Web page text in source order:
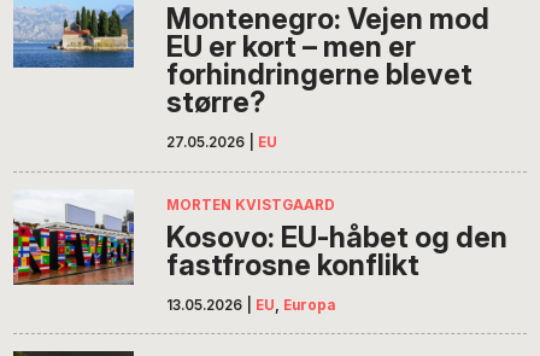
Montenegro: Vejen mod
EU er kort – men er
forhindringerne blevet
større?
27.05.2026 EU
MORTEN KVISTGAARD
Kosovo: EU-håbet og den
fastfrosne konflikt
13.05.2026 EU Europa